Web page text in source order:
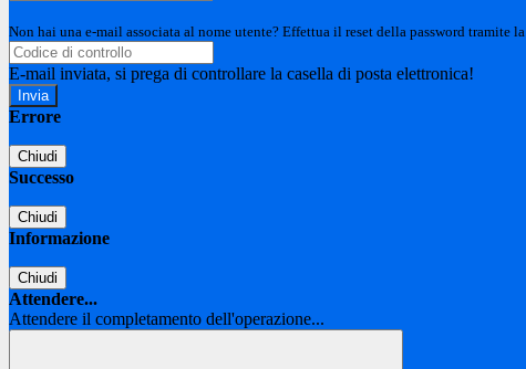
Non hai una e-mail associata al nome utente? Effettua il reset della password tramite la
E-mail inviata, si prega di controllare la casella di posta elettronica!
Errore
Chiudi
Successo
Chiudi
Informazione
Chiudi
Attendere...
Attendere il completamento dell'operazione...